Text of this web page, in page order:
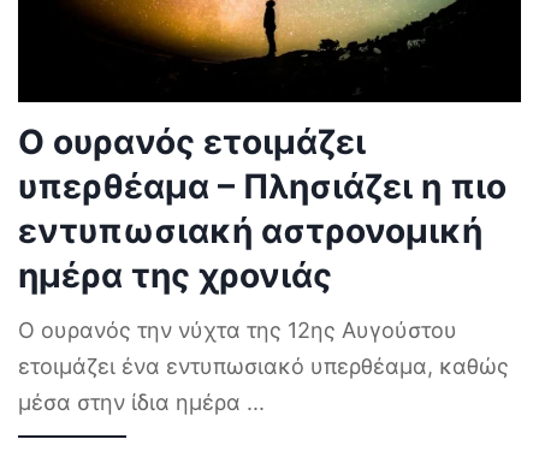
Ο ουρανός ετοιμάζει
υπερθέαμα – Πλησιάζει η πιο
εντυπωσιακή αστρονομική
ημέρα της χρονιάς
Ο ουρανός την νύχτα της 12ης Αυγούστου
ετοιμάζει ένα εντυπωσιακό υπερθέαμα, καθώς
μέσα στην ίδια ημέρα ...